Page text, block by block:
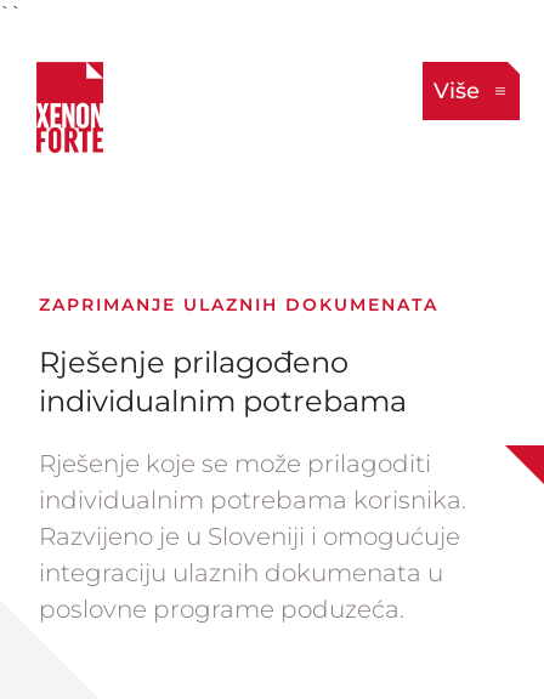
``
Više
ZAPRIMANJE ULAZNIH DOKUMENATA
Rješenje prilagođeno
individualnim potrebama
Rješenje koje se može prilagoditi
individualnim potrebama korisnika.
Razvijeno je u Sloveniji i omogućuje
integraciju ulaznih dokumenata u
poslovne programe poduzeća.